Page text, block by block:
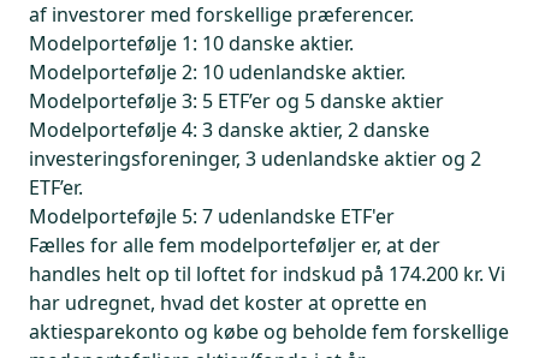
af investorer med forskellige præferencer.
Modelportefølje 1: 10 danske aktier.
Modelportefølje 2: 10 udenlandske aktier.
Modelportefølje 3: 5 ETF’er og 5 danske aktier
Modelportefølje 4: 3 danske aktier, 2 danske
investeringsforeninger, 3 udenlandske aktier og 2
ETF’er.
Modelporteføjle 5: 7 udenlandske ETF'er
Fælles for alle fem modelporteføljer er, at der
handles helt op til loftet for indskud på 174.200 kr. Vi
har udregnet, hvad det koster at oprette en
aktiesparekonto og købe og beholde fem forskellige